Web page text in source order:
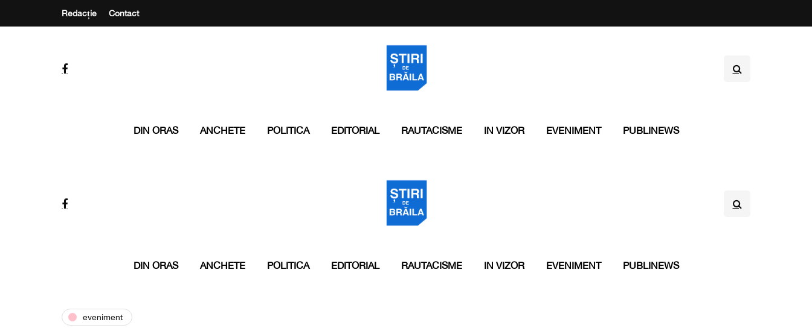
Redacție Contact
DIN ORAS ANCHETE POLITICA EDITORIAL RAUTACISME IN VIZOR EVENIMENT PUBLINEWS
DIN ORAS ANCHETE POLITICA EDITORIAL RAUTACISME IN VIZOR EVENIMENT PUBLINEWS
eveniment